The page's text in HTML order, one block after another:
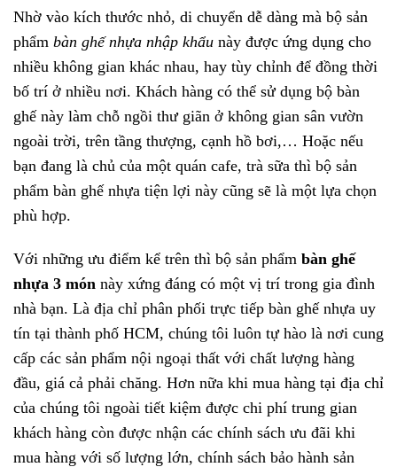
Nhờ vào kích thước nhỏ, di chuyển dễ dàng mà bộ sản
phẩm bàn ghế nhựa nhập khẩu này được ứng dụng cho
nhiều không gian khác nhau, hay tùy chỉnh để đồng thời
bố trí ở nhiều nơi. Khách hàng có thể sử dụng bộ bàn
ghế này làm chỗ ngồi thư giãn ở không gian sân vườn
ngoài trời, trên tầng thượng, cạnh hồ bơi,… Hoặc nếu
bạn đang là chủ của một quán cafe, trà sữa thì bộ sản
phẩm bàn ghế nhựa tiện lợi này cũng sẽ là một lựa chọn
phù hợp.
Với những ưu điểm kể trên thì bộ sản phẩm bàn ghế
nhựa 3 món này xứng đáng có một vị trí trong gia đình
nhà bạn. Là địa chỉ phân phối trực tiếp bàn ghế nhựa uy
tín tại thành phố HCM, chúng tôi luôn tự hào là nơi cung
cấp các sản phẩm nội ngoại thất với chất lượng hàng
đầu, giá cả phải chăng. Hơn nữa khi mua hàng tại địa chỉ
của chúng tôi ngoài tiết kiệm được chi phí trung gian
khách hàng còn được nhận các chính sách ưu đãi khi
mua hàng với số lượng lớn, chính sách bảo hành sản